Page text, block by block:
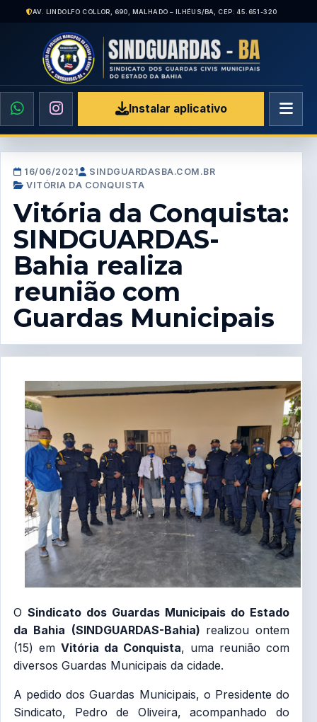
AV. LINDOLFO COLLOR, 690, MALHADO – ILHÉUS/BA, CEP: 45.651-320
Instalar aplicativo
16/06/2021
SINDGUARDASBA.COM.BR
VITÓRIA DA CONQUISTA
Vitória da Conquista:
SINDGUARDAS-
Bahia realiza
reunião com
Guardas Municipais
OSindicato dos Guardas Municipais do Estado
da Bahia (SINDGUARDAS-Bahia) realizou ontem
(15) emVitória da Conquista, uma reunião com
diversos Guardas Municipais da cidade.
A pedido dos Guardas Municipais, o Presidente do
Sindicato, Pedro de Oliveira, acompanhado do